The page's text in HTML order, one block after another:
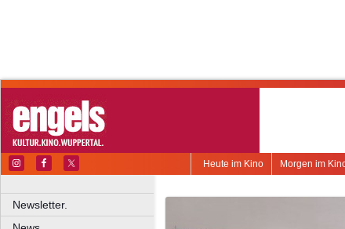
Morgen im
Heute im Kino
Newsletter.